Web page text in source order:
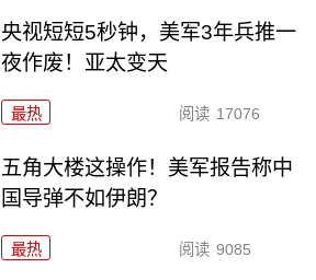
央视短短5秒钟，美军3年兵推一
夜作废！亚太变天
最热 阅读 17076
五角大楼这操作！美军报告称中
国导弹不如伊朗？
最热 阅读 9085